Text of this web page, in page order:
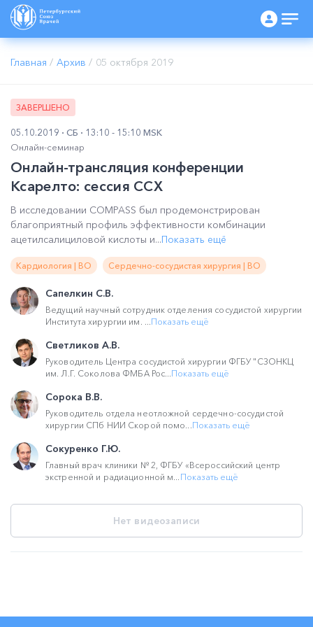
Главная / Архив / 05 октября 2019
ЗАВЕРШЕНО
05.10.2019 СБ
13:10 - 15:10 MSK
Онлайн-семинар
Онлайн-трансляция конференции
Ксарелто: сессия ССХ
В исследовании COMPASS был продемонстрирован
благоприятный профиль эффективности комбинации
ацетилсалициловой кислоты и...Показать ещё
Кардиология | ВО Сердечно-сосудистая хирургия | ВО
Сапелкин С.В.
Ведущий научный сотрудник отделения сосудистой хирургии
Института хирургии им. ...Показать ещё
Светликов А.В.
Руководитель Центра сосудистой хирургии ФГБУ "СЗОНКЦ
им. Л.Г. Соколова ФМБА Рос...Показать ещё
Сорока В.В.
Руководитель отдела неотложной сердечно-сосудистой
хирургии СПб НИИ Скорой помо...Показать ещё
Сокуренко Г.Ю.
Главный врач клиники № 2, ФГБУ «Всероссийский центр
экстренной и радиационной м... Показать ещё
Нет видеозаписи